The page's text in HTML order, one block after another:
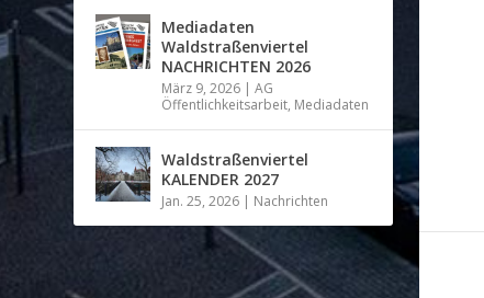
Mediadaten
Waldstraßenviertel
NACHRICHTEN 2026
März 9, 2026 |AG
Öffentlichkeitsarbeit, Mediadaten
Waldstraßenviertel
KALENDER 2027
Jan. 25, 2026 | Nachrichten